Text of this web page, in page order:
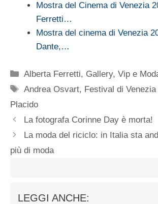
Mostra del Cinema di Venezia
Ferretti…
Mostra del cinema di Venezia
Dante,…
Categorie
Alberta Ferretti, Gallery,Vip e
Tag
Andrea Osvart, Festival di Venezia
Placido
La fotografa Corinne Day è morta!
La moda del riciclo: in Italia sta
più di moda
LEGGI ANCHE: